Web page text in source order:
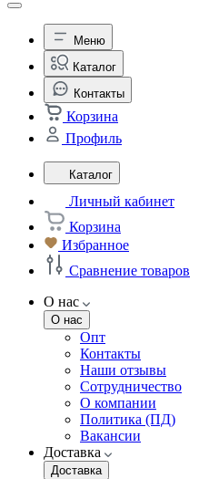
Меню
Каталог
Контакты
Корзина
Профиль
Каталог
Личный кабинет
Корзина
Избранное
Сравнение товаров
О нас
О нас
Опт
Контакты
Наши отзывы
Сотрудничество
О компании
Политика (ПД)
Вакансии
Доставка
Доставка